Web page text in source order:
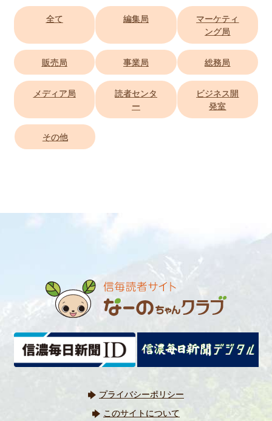
全て 編集局
マーケティ
ング局
販売局 事業局 総務局
メディア局
読者センタ
ー
ビジネス開
発室
その他
プライバシーポリシー
このサイトについて